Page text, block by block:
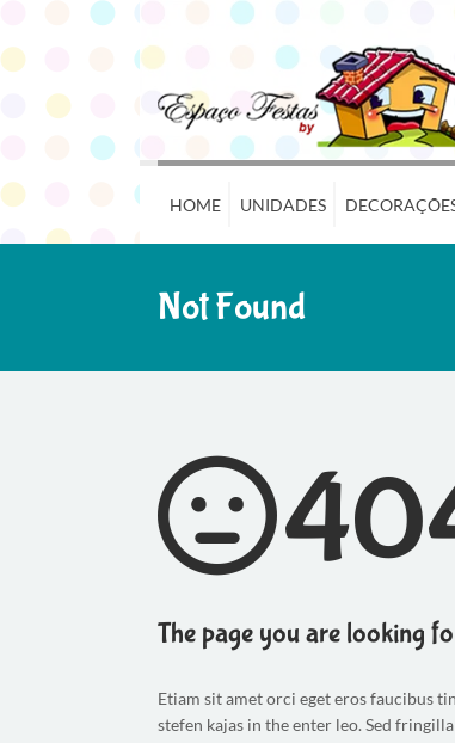
HOME UNIDADES
Not Found
The page you are looking
Etiam sit amet orci eget eros faucibus
stefen kajas in the enter leo. Sed